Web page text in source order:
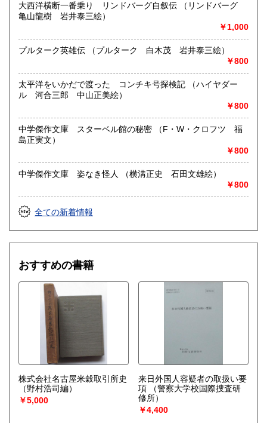
大西洋横断一番乗り リンドバーグ自叙伝 （リンドバーグ
亀山龍樹 岩井泰三絵）
￥1,000
プルターク英雄伝 （プルターク 白木茂 岩井泰三絵）
￥800
太平洋をいかだで渡った コンチキ号探検記 （ハイヤダー
ル 河合三郎 中山正美絵）
￥800
中学傑作文庫 スターベル館の秘密 （F・W・クロフツ 福
島正実文）
￥800
中学傑作文庫 姿なき怪人 （横溝正史 石田文雄絵）
￥800
全ての新着情報
おすすめの書籍
株式会社名古屋米穀取引所史
（野村浩司編）
￥5,000
来日外国人容疑者の取扱い要
項
（警察大学校国際捜査研
修所）
￥4,400